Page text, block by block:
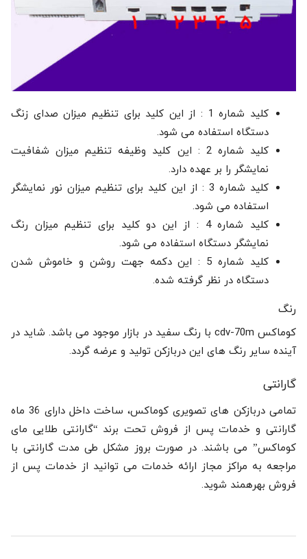
کلید شماره 1 : از این کلید برای تنظیم میزان صدای زنگ
دستگاه استفاده می شود.
کلید شماره 2 : این کلید وظیفه تنظیم میزان شفافیت
نمایشگر را بر عهده دارد.
کلید شماره 3 : از این کلید برای تنظیم میزان نور نمایشگر
استفاده می شود.
کلید شماره 4 : از این دو کلید برای تنظیم میزان رنگ
نمایشگر دستگاه استفاده می شود.
کلید شماره 5 : این دکمه جهت روشن و خاموش شدن
دستگاه در نظر گرفته شده.
رنگ
کوماکس cdv-70m با رنگ سفید در بازار موجود می باشد. شاید در
آینده سایر رنگ های این دربازکن تولید و عرضه گردد.
گارانتی
تمامی دربازکن های تصویری کوماکس، ساخت داخل دارای 36 ماه
گارانتی و خدمات پس از فروش تحت برند “گارانتی طلایی مای
کوماکس” می باشند. در صورت بروز مشکل طی مدت گارانتی با
مراجعه به مراکز مجاز ارائه خدمات می توانید از خدمات پس از
فروش بهرهمند شوید.